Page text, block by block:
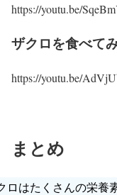
https://youtu.be/
ザクロを食べて
https://youtu.be/
まとめ
ロはたくさんの栄養